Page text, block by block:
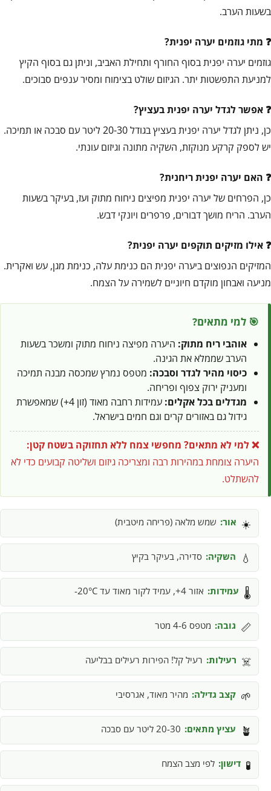
בשעות הערב.
מתי גוזמים יערה יפנית?
גוזמים יערה יפנית בסוף החורף ותחילת האביב, וניתן גם בסוף הקיץ
למניעת התפשטות יתר. הגיזום שולט בצימוח ומסיר ענפים סבוכים.
אפשר לגדל יערה יפנית בעציץ?
כן, ניתן לגדל יערה יפנית בעציץ בגודל 20-30 ליטר עם סבכה או תמיכה.
יש לספק קרקע מנוקזת, השקיה מתונה וגיזום עונתי.
האם יערה יפנית ריחנית?
כן, הפרחים של יערה יפנית מפיצים ניחוח מתוק ועז, בעיקר בשעות
הערב. הריח מושך דבורים, פרפרים ויונקי דבש.
אילו מזיקים תוקפים יערה יפנית?
המזיקים הנפוצים ביערה יפנית הם כנימת עלה, כנימת מגן, עש ואקרית.
מניעה ואבחון מוקדם חיוניים לשמירה על הצמח.
🎯 למי מתאים?
אוהבי ריח מתוק: היערה מפיצה ניחוח מתוק ומשכר בשעות
הערב שממלא את הגינה.
כיסוי מהיר לגדר וסבכה: מטפס נמרץ שמכסה מבנה תמיכה
ומעניק ירוק צפוף ופריחה.
מגדלים בכל אקלים:
עמידות רחבה מאוד (זון 4+) שמאפשרת
גידול גם באזורים קרים וגם חמים בישראל.
❌ למי לא מתאים? מחפשי צמח ללא תחזוקה בשטח קטן:
היערה צומחת במהירות רבה ומצריכה גיזום ושליטה קבועים כדי לא
להשתלט.
☀️ אור: שמש מלאה (פריחה מיטבית)
💧 השקיה: סדירה, בעיקר בקיץ
🌡️ עמידות: אזור 4+, עמיד לקור מאוד עד 20°C-
📏 גובה: מטפס 4-6 מטר
☠️ רעילות: רעיל קל! הפירות רעילים בבליעה
🌱 קצב גדילה: מהיר מאוד, אגרסיבי
🪴 עציץ מתאים: 20-30 ליטר עם סבכה
🧪 דישון: לפי מצב הצמח